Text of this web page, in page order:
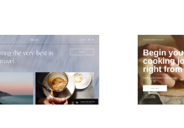
$192+
Passero
$0.00
4 catégories